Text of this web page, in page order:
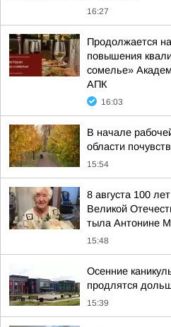
16:27
Продолжается
повышения
сомелье»
АПК
16:03
В начале
области
15:54
8 августа 100
Великой
тыла Антонине
15:48
Осенние
продлятся
15:39